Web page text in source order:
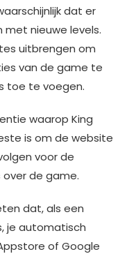
dat er
nieuwe levels.
uitbrengen om
van de game te
toe te voegen.
waarop King
is om de website
voor de
de game.
dat, als een
je automatisch
of Google